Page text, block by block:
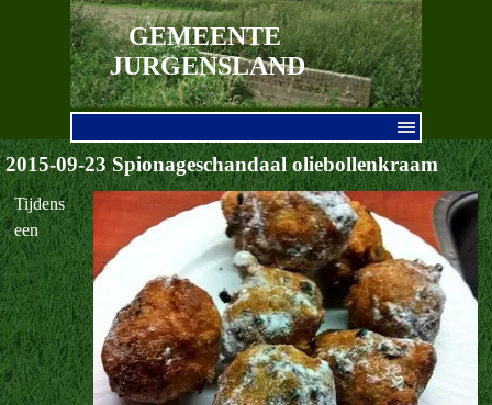
Ga naar de inhoud
GEMEENTE
JURGENSLAND
2015-09-23 Spionageschandaal oliebollenkraam
Tijdens
een